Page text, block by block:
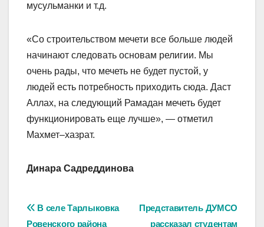
мусульманки и т.д.
«Со строительством мечети все больше людей
начинают следовать основам религии. Мы
очень рады, что мечеть не будет пустой, у
людей есть потребность приходить сюда. Даст
Аллах, на следующий Рамадан мечеть будет
функционировать еще лучше», — отметил
Махмет–хазрат.
Динара Садреддинова
Навигация
Представитель ДУМСО
рассказал студентам
В селе Тарлыковка
Ровенского района